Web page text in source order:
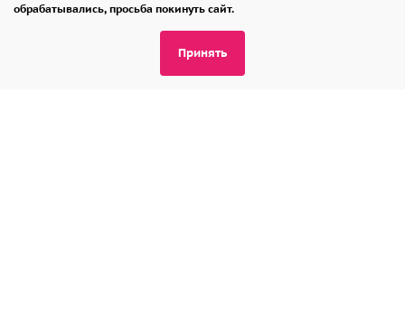
обрабатывались, просьба покинуть сайт.
Принять